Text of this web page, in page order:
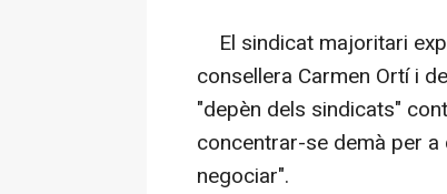
El sindicat majoritari
consellera Carmen Ortí i
"depèn dels sindicats"
concentrar-se demà per
negociar".